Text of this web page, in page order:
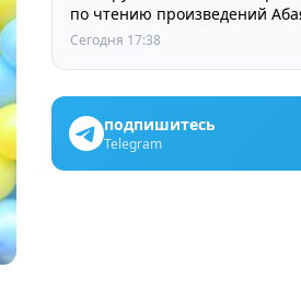
по чтению произведений
Сегодня 17:38
подпишитесь
Telegram